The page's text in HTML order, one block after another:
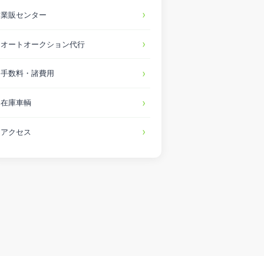
業販センター
オートオークション代行
手数料・諸費用
在庫車輌
アクセス